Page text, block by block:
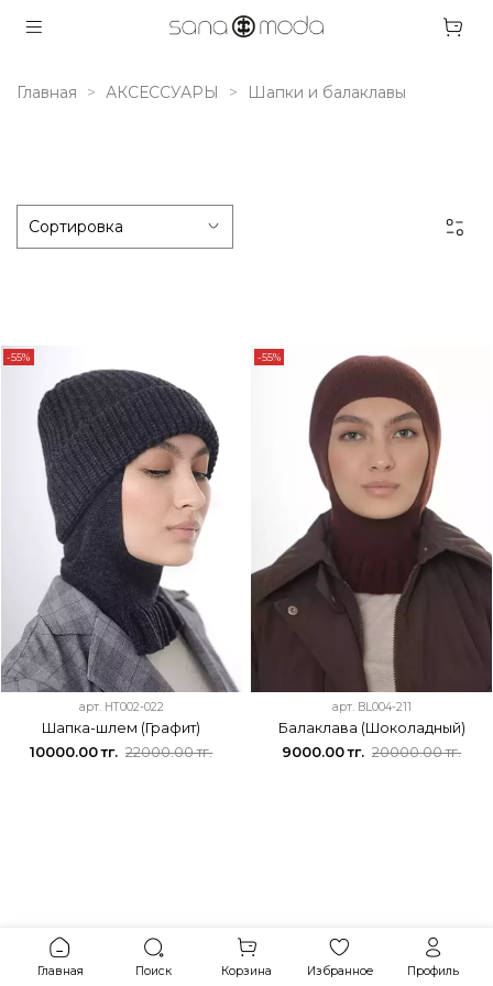
Главная АКСЕССУАРЫ Шапки и балаклавы
-55%
арт. HT002-022
Шапка-шлем (Графит)
10000.00 тг. 22000.00 тг.
-55%
арт. BL004-211
Балаклава (Шоколадный)
9000.00 тг. 20000.00 тг.
Главная Поиск Корзина Избранное Профиль